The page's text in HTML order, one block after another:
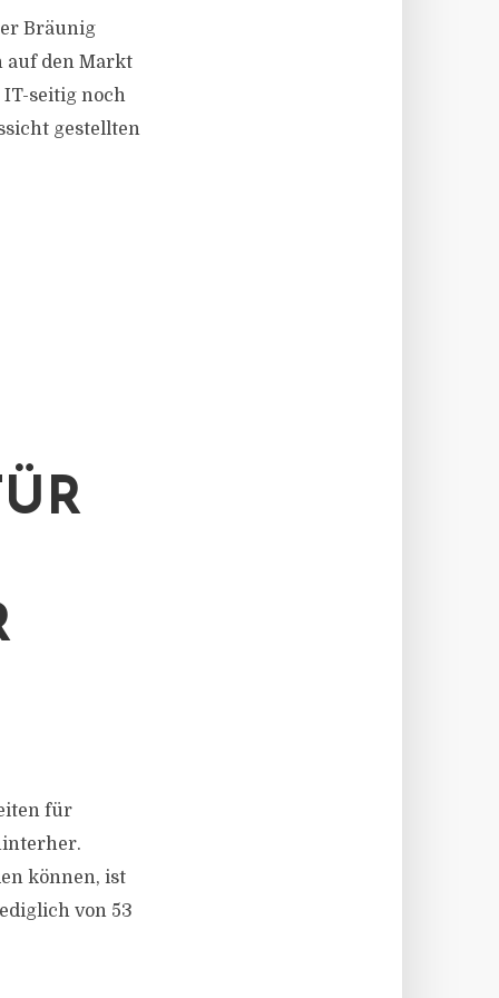
Bräunig
auf den Markt
seitig noch
gestellten
für
können, ist
von 53